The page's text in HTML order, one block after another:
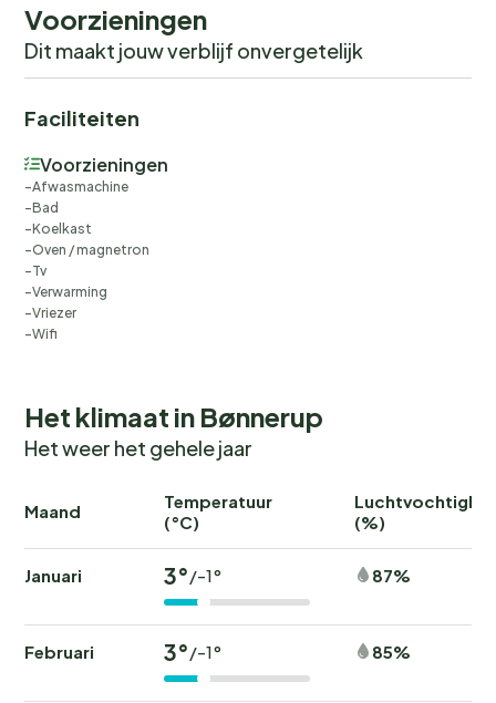
Voorzieningen
Dit maakt jouw verblijf onvergetelijk
Faciliteiten
Voorzieningen
Afwasmachine
Bad
Koelkast
Oven / magnetron
Tv
Verwarming
Vriezer
Wifi
Het klimaat in Bønnerup
Het weer het gehele jaar
Maand
Temperatuur
(°C)
(%)
Januari 3°/-1° 87%
Februari 3°/-1° 85%